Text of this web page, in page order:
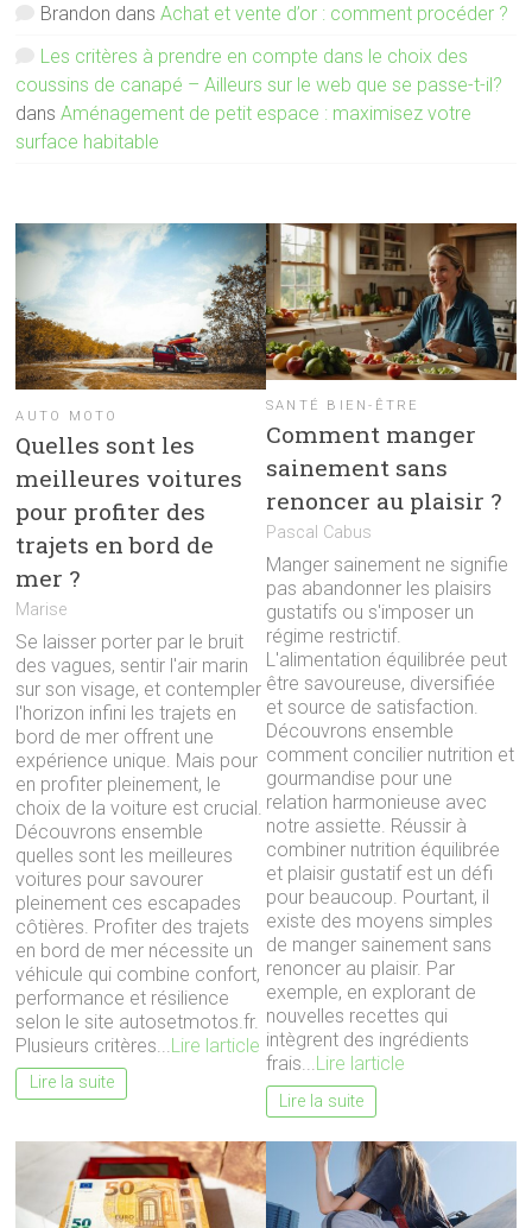
Brandon dansAchat et vente d’or : comment procéder ?
Les critères à prendre en compte dans le choix des
coussins de canapé – Ailleurs sur le web que se passe-t-il?
dansAménagement de petit espace : maximisez votre
surface habitable
AUTO MOTO
Quelles sont les
meilleures voitures
pour profiter des
trajets en bord de
mer ?
Marise
Se laisser porter par le bruit
des vagues, sentir l'air marin
sur son visage, et contempler
l'horizon infini les trajets en
bord de mer offrent une
expérience unique. Mais pour
en profiter pleinement, le
choix de la voiture est crucial.
Découvrons ensemble
quelles sont les meilleures
voitures pour savourer
pleinement ces escapades
côtières. Profiter des trajets
en bord de mer nécessite un
véhicule qui combine confort,
performance et résilience
selon le site autosetmotos.fr.
Plusieurs critères... Lire larticle
Lire la suite
SANTÉ BIEN-ÊTRE
Comment manger
sainement sans
renoncer au plaisir ?
Pascal Cabus
Manger sainement ne signifie
pas abandonner les plaisirs
gustatifs ou s'imposer un
régime restrictif.
L'alimentation équilibrée peut
être savoureuse, diversifiée
et source de satisfaction.
Découvrons ensemble
comment concilier nutrition et
gourmandise pour une
relation harmonieuse avec
notre assiette. Réussir à
combiner nutrition équilibrée
et plaisir gustatif est un défi
pour beaucoup. Pourtant, il
existe des moyens simples
de manger sainement sans
renoncer au plaisir. Par
exemple, en explorant de
nouvelles recettes qui
intègrent des ingrédients
frais... Lire larticle
Lire la suite